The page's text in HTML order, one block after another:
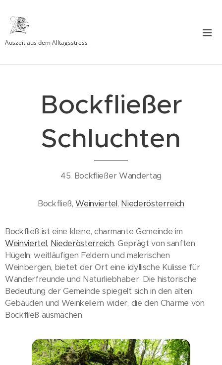
Auszeit aus dem Alltagsstress
Bockfließer
Schluchten
45. Bockfließer Wandertag
Bockfließ,Weinviertel, Niederösterreich
Bockfließ ist eine kleine, charmante Gemeinde im
Weinviertel, Niederösterreich. Geprägt von sanften
Hügeln, weitläufigen Feldern und malerischen
Weinbergen, bietet der Ort eine idyllische Kulisse für
Wanderfreunde und Naturliebhaber. Die historische
Bedeutung der Gemeinde spiegelt sich in den alten
Gebäuden und Weinkellern wider, die den Charme von
Bockfließ ausmachen.